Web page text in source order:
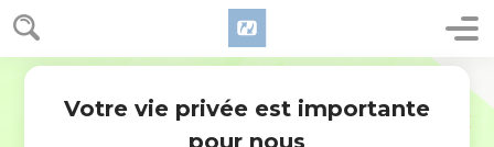
Votre vie privée est importante
pour nous